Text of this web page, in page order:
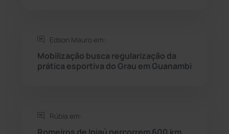
Saúde
Seabra (51)
Sítio do Mato
Edson Mauro em:
Mobilização busca regularização da
prática esportiva do Grau em Guanambi
Rúbia em: